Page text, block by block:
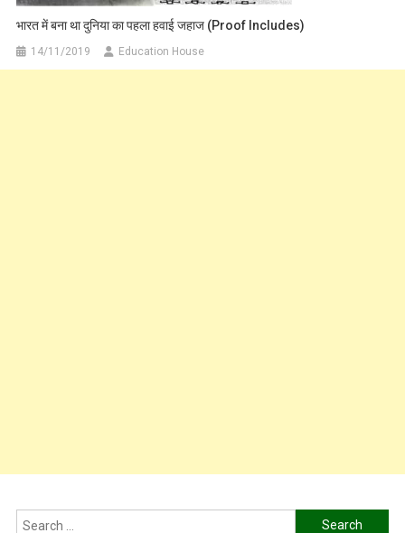
भारत में बना था दुनिया का पहला हवाई जहाज (Proof Includes)
14/11/2019 Education House
Search